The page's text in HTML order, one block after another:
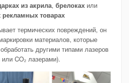
из акрила, брелоках или
товарах
термических повреждений, он
материалов, которые
другими типами лазеров
CO₂ лазерами).